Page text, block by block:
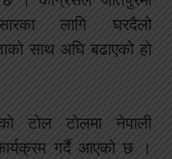
लागि घरदैलो
साथ अघि बढाएको हो
टाेल टाेलमा नेपाली
गर्दै आएको छ ।